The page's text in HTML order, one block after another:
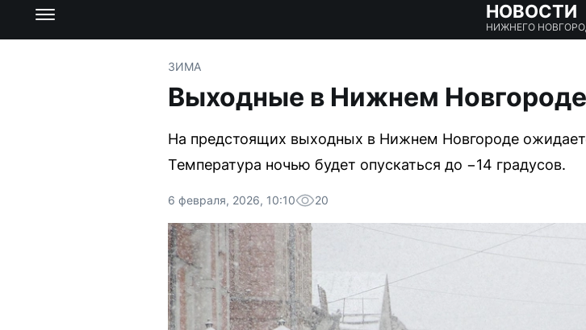
НОВОСТИ
НИЖНЕГО
ЗИМА
Выходные в Нижнем
На предстоящих выходных в Нижнем Новгороде
Температура ночью будет опускаться до −14 градусов.
6 февраля, 2026, 10:10 20